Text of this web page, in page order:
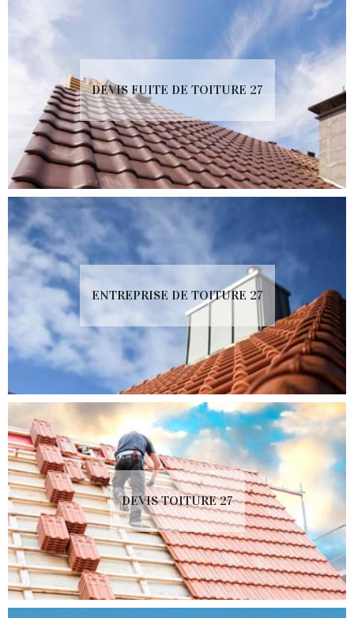
DEVIS FUITE DE TOITURE 27
ENTREPRISE DE TOITURE 27
DEVIS TOITURE 27